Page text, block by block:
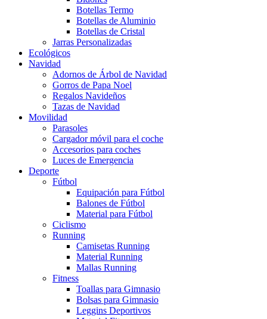
Botellas Termo
Botellas de Aluminio
Botellas de Cristal
Jarras Personalizadas
Ecológicos
Navidad
Adornos de Árbol de Navidad
Gorros de Papa Noel
Regalos Navideños
Tazas de Navidad
Movilidad
Parasoles
Cargador móvil para el coche
Accesorios para coches
Luces de Emergencia
Deporte
Fútbol
Equipación para Fútbol
Balones de Fútbol
Material para Fútbol
Ciclismo
Running
Camisetas Running
Material Running
Mallas Running
Fitness
Toallas para Gimnasio
Bolsas para Gimnasio
Leggins Deportivos